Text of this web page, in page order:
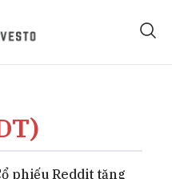
phiếu Reddit tăng